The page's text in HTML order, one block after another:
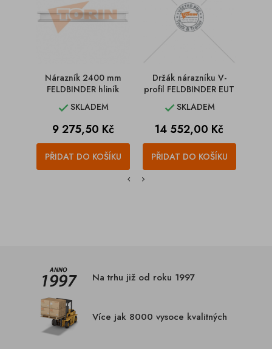
Nárazník 2400 mm
FELDBINDER hliník
SKLADEM
Cena
9 275,50 Kč
PŘIDAT DO KOŠÍKU
Držák nárazníku V-
profil FELDBINDER EUT
SKLADEM
Cena
14 552,00 Kč
PŘIDAT DO KOŠÍKU
Na trhu již od roku 1997
Více jak 8000 vysoce kvalitných